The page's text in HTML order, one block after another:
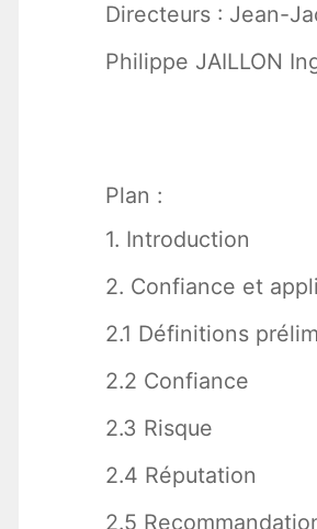
Directeurs : Jean-
Philippe JAILLON
Plan :
1. Introduction
2. Confiance et
2.1 Définitions
2.2 Confiance
2.3 Risque
2.4 Réputation
2.5